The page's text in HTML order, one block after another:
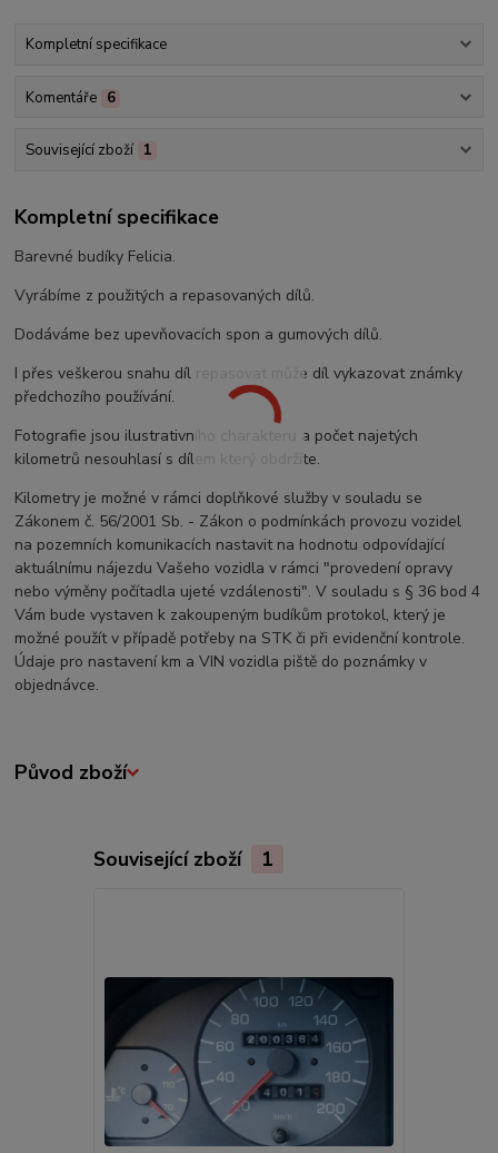
Kompletní specifikace
Komentáře 6
Související zboží 1
Kompletní specifikace
Barevné budíky Felicia.
Vyrábíme z použitých a repasovaných dílů.
Dodáváme bez upevňovacích spon a gumových dílů.
I přes veškerou snahu díl repasovat může díl vykazovat známky
předchozího používání.
Fotografie jsou ilustrativního charakteru a počet najetých
kilometrů nesouhlasí s dílem který obdržíte.
Kilometry je možné v rámci doplňkové služby v souladu se
Zákonem č. 56/2001 Sb. - Zákon o podmínkách provozu vozidel
na pozemních komunikacích nastavit na hodnotu odpovídající
aktuálnímu nájezdu Vašeho vozidla v rámci "provedení opravy
nebo výměny počítadla ujeté vzdálenosti". V souladu s § 36 bod 4
Vám bude vystaven k zakoupeným budíkům protokol, který je
možné použít v případě potřeby na STK či při evidenční kontrole.
Údaje pro nastavení km a VIN vozidla piště do poznámky v
objednávce.
Původ zboží
Související zboží 1